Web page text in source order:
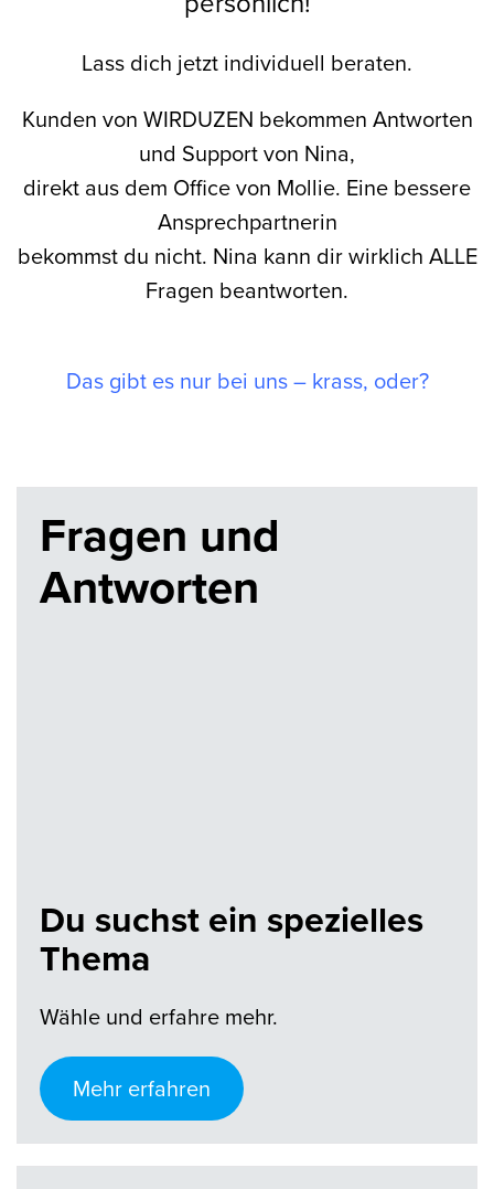
Lass dich jetzt individuell beraten.
Kunden von WIRDUZEN bekommen Antworten
und Support von Nina,
direkt aus dem Office von Mollie. Eine bessere
Ansprechpartnerin
bekommst du nicht. Nina kann dir wirklich ALLE
Fragen beantworten.
Das gibt es nur bei uns – krass, oder?
Fragen und
Antworten
Du suchst ein spezielles
Thema
Wähle und erfahre mehr.
Mehr erfahren